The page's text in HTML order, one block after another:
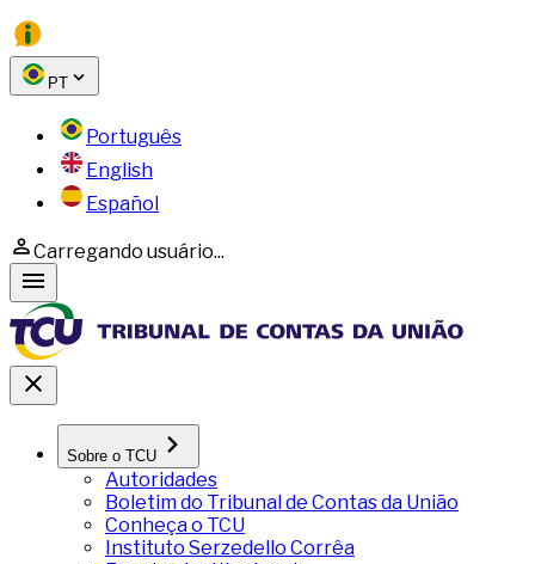
PT
Português
English
Español
Carregando usuário...
Sobre o TCU
Autoridades
Boletim do Tribunal de Contas da União
Conheça o TCU
Instituto Serzedello Corrêa